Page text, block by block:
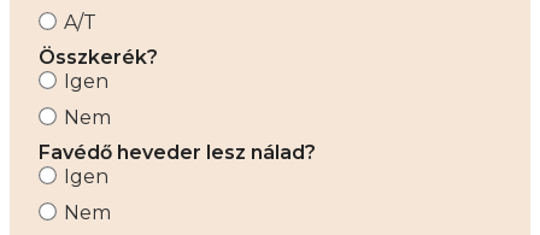
A/T
Összkerék?
Igen
Nem
Favédő heveder lesz nálad?
Igen
Nem